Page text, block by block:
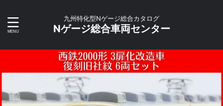
九州特化型Nゲージ総合カタログ
Nゲージ総合車両センター